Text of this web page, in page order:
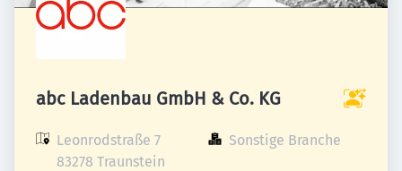
abc Ladenbau GmbH & Co. KG
Leonrodstraße 7
83278 Traunstein
Sonstige Branche